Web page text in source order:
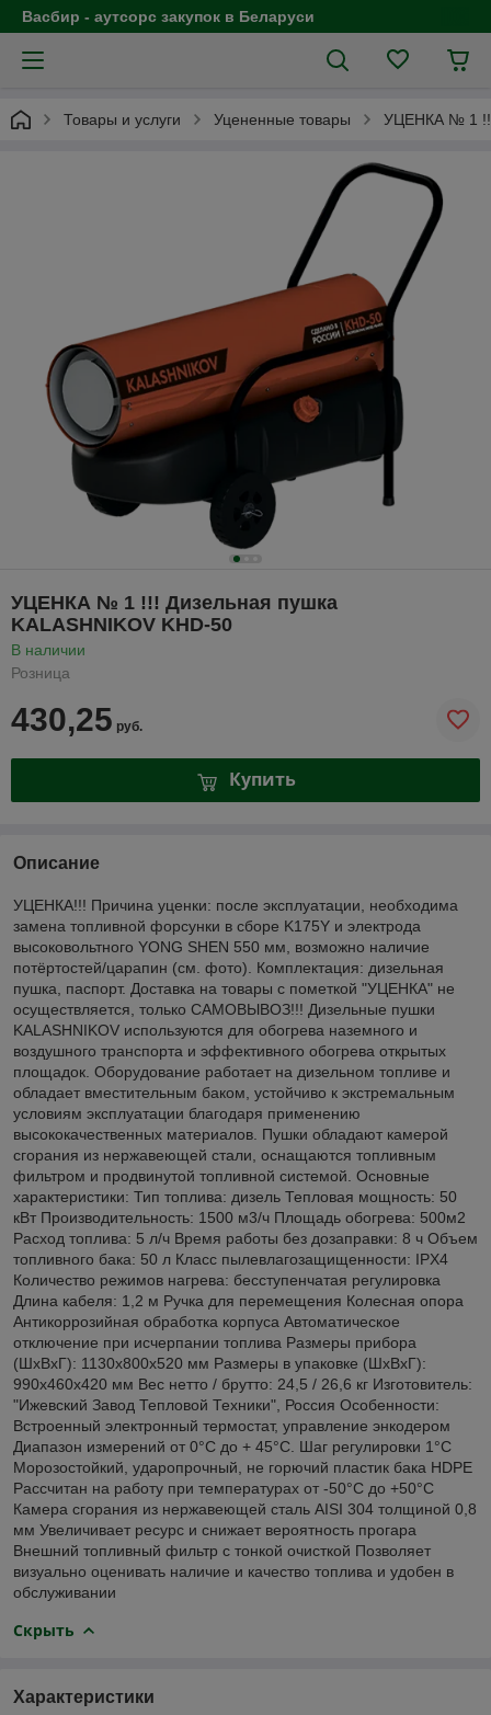
Васбир - аутсорс закупок в Беларуси
Товары и услуги Уцененные товары УЦЕНКА № 1 !!!
УЦЕНКА № 1 !!! Дизельная пушка
KALASHNIKOV KHD-50
В наличии
Розница
430,25 руб.
Купить
Описание
УЦЕНКА!!! Причина уценки: после эксплуатации, необходима
замена топливной форсунки в сборе K175Y и электрода
высоковольтного YONG SHEN 550 мм, возможно наличие
потёртостей/царапин (см. фото). Комплектация: дизельная
пушка, паспорт. Доставка на товары с пометкой "УЦЕНКА" не
осуществляется, только САМОВЫВОЗ!!! Дизельные пушки
KALASHNIKOV используются для обогрева наземного и
воздушного транспорта и эффективного обогрева открытых
площадок. Оборудование работает на дизельном топливе и
обладает вместительным баком, устойчиво к экстремальным
условиям эксплуатации благодаря применению
высококачественных материалов. Пушки обладают камерой
сгорания из нержавеющей стали, оснащаются топливным
фильтром и продвинутой топливной системой. Основные
характеристики: Тип топлива: дизель Тепловая мощность: 50
кВт Производительность: 1500 м3/ч Площадь обогрева: 500м2
Расход топлива: 5 л/ч Время работы без дозаправки: 8 ч Объем
топливного бака: 50 л Класс пылевлагозащищенности: IPХ4
Количество режимов нагрева: бесступенчатая регулировка
Длина кабеля: 1,2 м Ручка для перемещения Колесная опора
Антикоррозийная обработка корпуса Автоматическое
отключение при исчерпании топлива Размеры прибора
(ШхВхГ): 1130x800x520 мм Размеры в упаковке (ШхВхГ):
990x460x420 мм Вес нетто / брутто: 24,5 / 26,6 кг Изготовитель:
"Ижевский Завод Тепловой Техники", Россия Особенности:
Встроенный электронный термостат, управление энкодером
Диапазон измерений от 0°C до + 45°C. Шаг регулировки 1°C
Морозостойкий, ударопрочный, не горючий пластик бака HDPE
Рассчитан на работу при температурах от -50°C до +50°C
Камера сгорания из нержавеющей сталь AISI 304 толщиной 0,8
мм Увеличивает ресурс и снижает вероятность прогара
Внешний топливный фильтр с тонкой очисткой Позволяет
визуально оценивать наличие и качество топлива и удобен в
обслуживании
Скрыть
Характеристики